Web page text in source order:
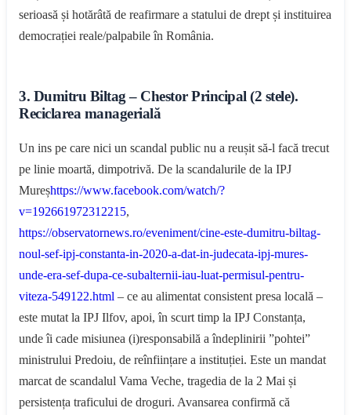
serioasă și hotărâtă de reafirmare a statului de drept și instituirea
democrației reale/palpabile în România.
3. Dumitru Biltag – Chestor Principal (2 stele).
Reciclarea managerială
Un ins pe care nici un scandal public nu a reușit să-l facă trecut
pe linie moartă, dimpotrivă. De la scandalurile de la IPJ
Mureșhttps://www.facebook.com/watch/?
v=192661972312215,
https://observatornews.ro/eveniment/cine-este-dumitru-biltag-
noul-sef-ipj-constanta-in-2020-a-dat-in-judecata-ipj-mures-
unde-era-sef-dupa-ce-subalternii-iau-luat-permisul-pentru-
viteza-549122.html – ce au alimentat consistent presa locală –
este mutat la IPJ Ilfov, apoi, în scurt timp la IPJ Constanța,
unde îi cade misiunea (i)responsabilă a îndeplinirii ”pohtei”
ministrului Predoiu, de reînființare a instituției. Este un mandat
marcat de scandalul Vama Veche, tragedia de la 2 Mai și
persistența traficului de droguri. Avansarea confirmă că